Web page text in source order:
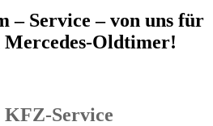
– Service – von uns für
Mercedes-Oldtimer!
KFZ-Service